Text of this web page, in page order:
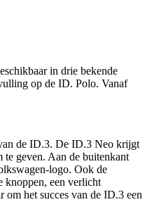
in drie bekende
op de ID. Polo. Vanaf
de ID.3. De ID.3 Neo krijgt
te geven. Aan de buitenkant
logo. Ook de
knoppen, een verlicht
het succes van de ID.3 een